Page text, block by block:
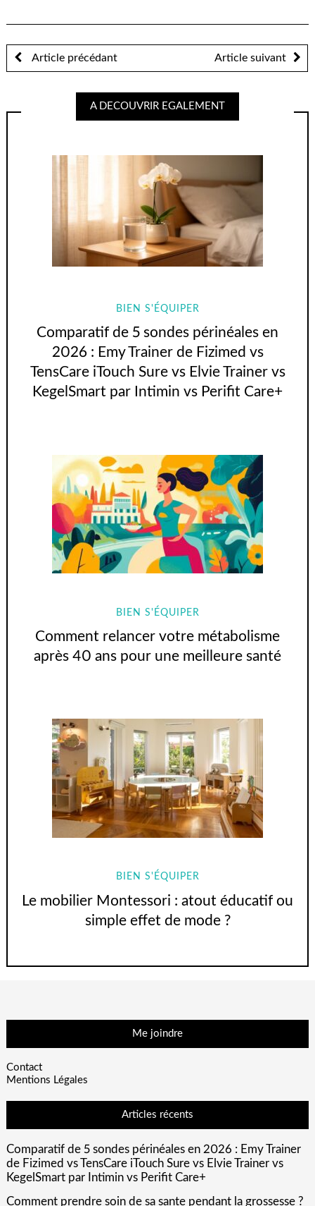
Article précédant Article suivant
A DECOUVRIR EGALEMENT
BIEN S'ÉQUIPER
Comparatif de 5 sondes périnéales en
2026 : Emy Trainer de Fizimed vs
TensCare iTouch Sure vs Elvie Trainer vs
KegelSmart par Intimin vs Perifit Care+
BIEN S'ÉQUIPER
Comment relancer votre métabolisme
après 40 ans pour une meilleure santé
BIEN S'ÉQUIPER
Le mobilier Montessori : atout éducatif ou
simple effet de mode ?
Me joindre
Contact
Mentions Légales
Articles récents
Comparatif de 5 sondes périnéales en 2026 : Emy Trainer
de Fizimed vs TensCare iTouch Sure vs Elvie Trainer vs
KegelSmart par Intimin vs Perifit Care+
Comment prendre soin de sa sante pendant la grossesse ?